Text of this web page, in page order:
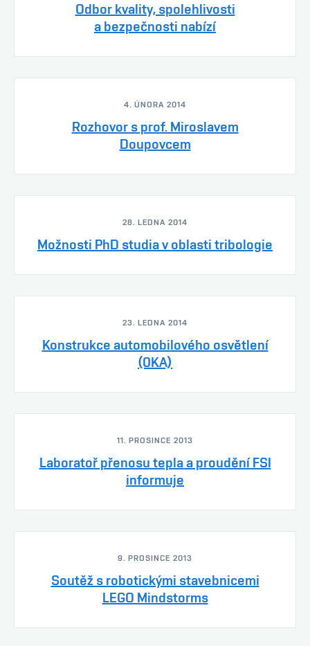
Odbor kvality, spolehlivosti
a bezpečnosti nabízí
4. ÚNORA 2014
Rozhovor s prof. Miroslavem
Doupovcem
28. LEDNA 2014
Možnosti PhD studia v oblasti tribologie
23. LEDNA 2014
Konstrukce automobilového osvětlení
(0KA)
11. PROSINCE 2013
Laboratoř přenosu tepla a proudění FSI
informuje
9. PROSINCE 2013
Soutěž s robotickými stavebnicemi
LEGO Mindstorms